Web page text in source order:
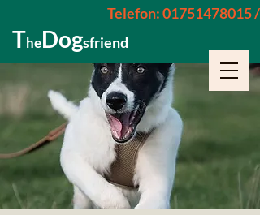
TheDogsfriend
Telefon: 01751478015 /